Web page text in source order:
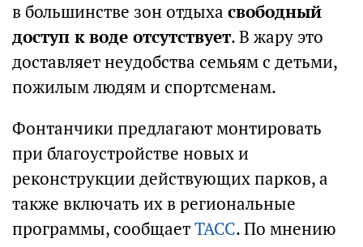
в большинстве зон отдыха свободный
доступ к воде отсутствует. В жару это
доставляет неудобства семьям с детьми,
пожилым людям и спортсменам.
Фонтанчики предлагают монтировать
при благоустройстве новых и
реконструкции действующих парков, а
также включать их в региональные
программы, сообщаетТАСС. По мнению